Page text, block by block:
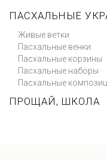
ПАСХАЛЬНЫЕ
Живые ветки
Пасхальные венки
Пасхальные корзины
Пасхальные наборы
Пасхальные
ПРОЩАЙ, ШКОЛА